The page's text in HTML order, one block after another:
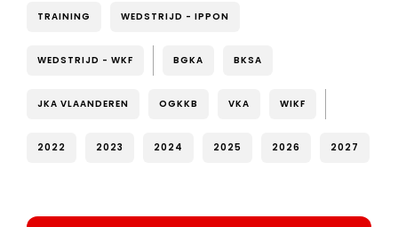
TRAINING WEDSTRIJD - IPPON
WEDSTRIJD - WKF BGKA BKSA
JKA VLAANDEREN OGKKB VKA WIKF
2022 2023 2024 2025 2026 2027